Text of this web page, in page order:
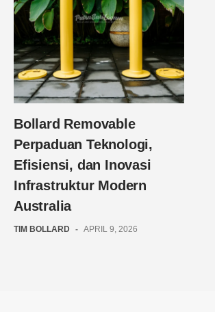
Bollard Removable
Perpaduan Teknologi,
Efisiensi, dan Inovasi
Infrastruktur Modern
Australia
TIM BOLLARD - APRIL 9, 2026